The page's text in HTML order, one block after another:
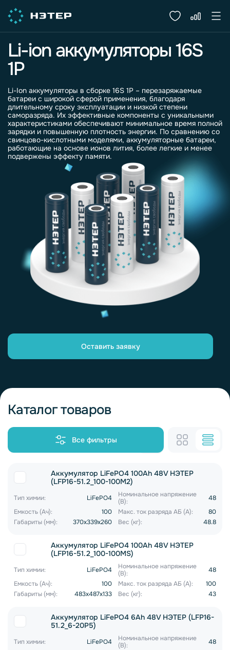
Li-ion аккумуляторы 16S
1P
Li-Ion аккумуляторы в сборке 16S 1P – перезаряжаемые
батареи с широкой сферой применения, благодаря
длительному сроку эксплуатации и низкой степени
саморазряда. Их эффективные компоненты с уникальными
характеристиками обеспечивают минимальное время полной
зарядки и повышенную плотность энергии. По сравнению со
свинцово-кислотными моделями, аккумуляторные батареи,
работающие на основе ионов лития, более легкие и менее
подвержены эффекту памяти.
Оставить заявку
Каталог товаров
Все фильтры
Аккумулятор LiFePO4 100Ah 48V НЭТЕР
(LFP16-51.2_100-100M2)
Тип химии: LiFePO4
Номинальное напряжение
(В):
48
Емкость (Ач):
100 Макс. ток разряда АБ (А):
80
Габариты (мм):
370x339x260 Вес (кг): 48.8
Аккумулятор LiFePO4 100Ah 48V НЭТЕР
(LFP16-51.2_100-100MS)
Тип химии: LiFePO4
Номинальное напряжение
(В):
48
Емкость (Ач):
100 Макс. ток разряда АБ (А):
100
Габариты (мм):
483x487x133 Вес (кг): 43
Аккумулятор LiFePO4 6Ah 48V НЭТЕР (LFP16-
51.2_6-20P5)
Тип химии: LiFePO4
Номинальное напряжение
(В):
48